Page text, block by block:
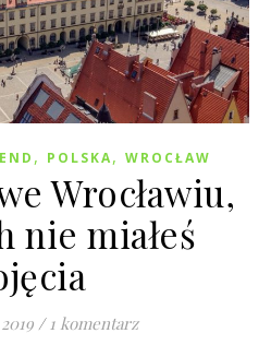
, POLSKA, WROCŁAW
Wrocławiu,
nie miałeś
/ 1 komentarz